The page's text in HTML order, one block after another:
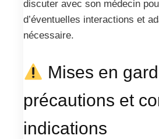
discuter avec son médecin
d’éventuelles interactions et
nécessaire.
Mises en
précautions et
indications